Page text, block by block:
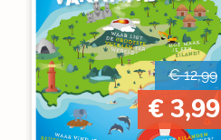
€ 12,99
€ 3,99